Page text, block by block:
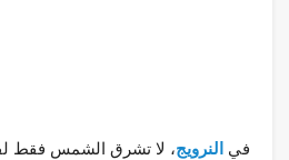
في النرويج، لا تشرق الشمس فقط